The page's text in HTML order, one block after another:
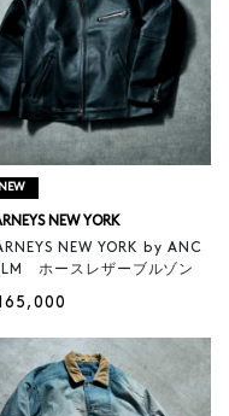
NEW
NEW YORK
NEW YORK by ANC
ホースレザーブルゾン